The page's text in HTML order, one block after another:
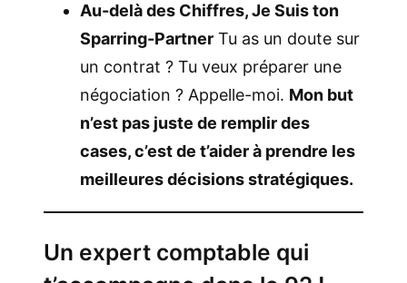
Au-delà des Chiffres, Je Suis ton
Sparring-Partner Tu as un doute sur
un contrat ? Tu veux préparer une
négociation ? Appelle-moi. Mon but
n’est pas juste de remplir des
cases, c’est de t’aider à prendre les
meilleures décisions stratégiques.
Un expert comptable qui